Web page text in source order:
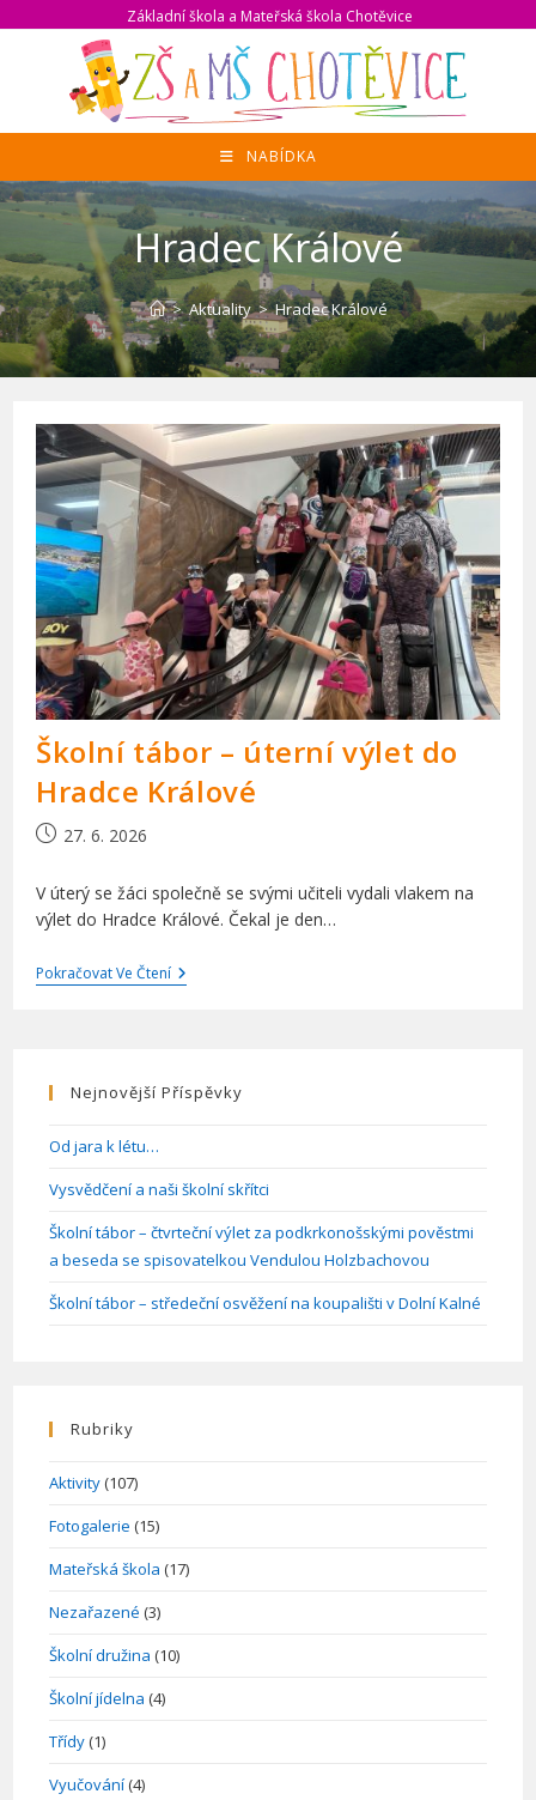
Základní škola a Mateřská škola Chotěvice
NABÍDKA
Hradec Králové
> Aktuality > Hradec Králové
Školní tábor – úterní výlet do
Hradce Králové
Příspěvek
publikován
27. 6. 2026
V úterý se žáci společně se svými učiteli vydali vlakem na
výlet do Hradce Králové. Čekal je den…
Pokračovat Ve ČteníŠkolní
Tábor
Hradce
Králové
Nejnovější Příspěvky
Od jara k létu…
Vysvědčení a naši školní skřítci
Školní tábor – čtvrteční výlet za podkrkonošskými pověstmi
a beseda se spisovatelkou Vendulou Holzbachovou
Školní tábor – středeční osvěžení na koupališti v Dolní Kalné
Rubriky
Aktivity (107)
Fotogalerie (15)
Mateřská škola (17)
Nezařazené (3)
Školní družina (10)
Školní jídelna (4)
Třídy (1)
Vyučování (4)